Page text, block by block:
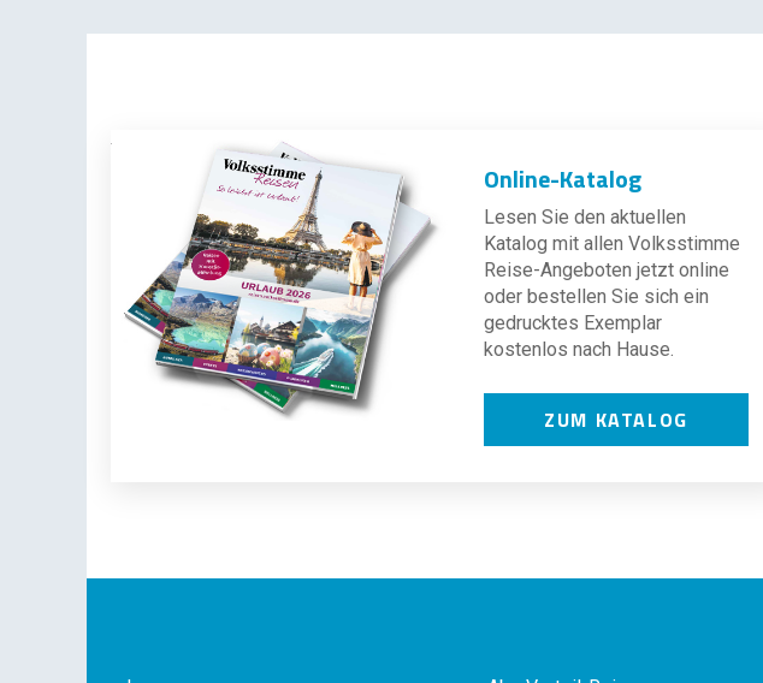
Online-Katalog
Lesen Sie den aktuellen
Katalog mit allen Volksstimme
Reise-Angeboten jetzt online
oder bestellen Sie sich ein
gedrucktes Exemplar
kostenlos nach Hause.
ZUM KATALOG